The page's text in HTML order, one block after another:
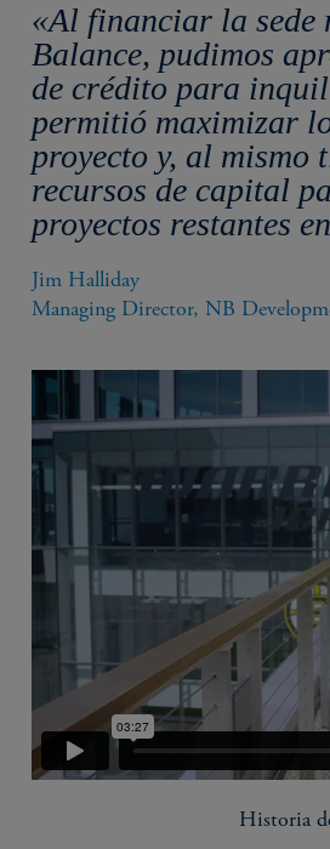
«Al financiar la sede
Balance, pudimos
de crédito para
permitió maximizar
proyecto y, al
recursos de capital
proyectos restantes
Jim Halliday​
Managing Director, NB
Historia